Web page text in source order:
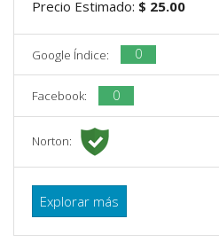
Precio Estimado: $ 25.00
Google Índice: 0
Facebook: 0
Norton:
Explorar más